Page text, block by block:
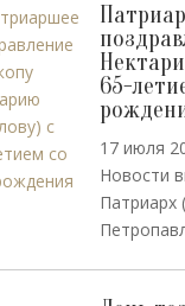
65-
17 июля
Новости
Патриарх